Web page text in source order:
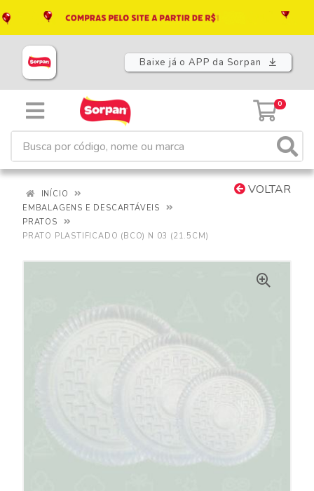
Baixe já o APP da Sorpan
0
VOLTAR
INÍCIO
EMBALAGENS E DESCARTÁVEIS
PRATOS
PRATO PLASTIFICADO (BCO) N 03 (21.5CM)